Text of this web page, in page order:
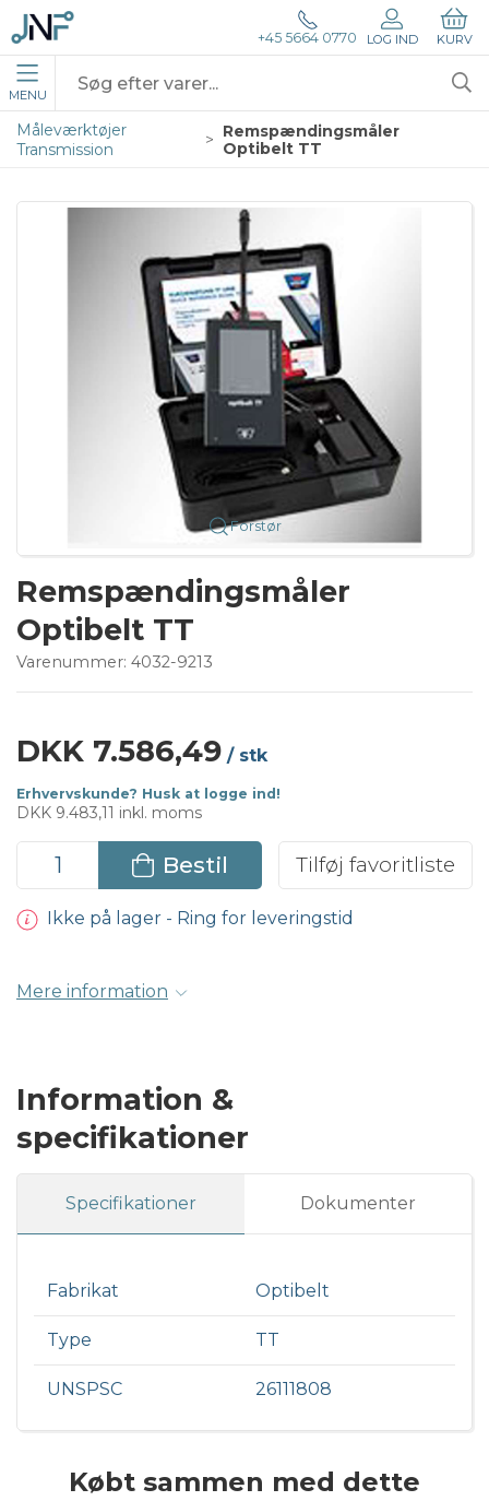
+45 5664 0770 LOG IND KURV
MENU
Måleværktøjer
Transmission
Remspændingsmåler
Optibelt TT
Forstør
Remspændingsmåler
Optibelt TT
Varenummer: 4032-9213
DKK 7.586,49 / stk
Erhvervskunde? Husk at logge ind!
DKK 9.483,11 inkl. moms
Bestil Tilføj favoritliste
Ikke på lager - Ring for leveringstid
Mere information
Information &
specifikationer
Specifikationer Dokumenter
Fabrikat Optibelt
Type TT
UNSPSC 26111808
Købt sammen med dette